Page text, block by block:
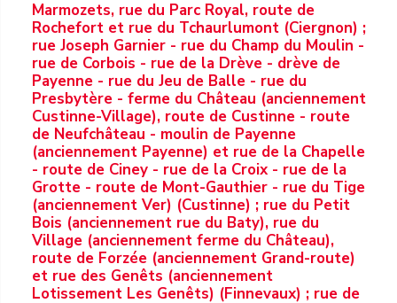
Marmozets, rue du Parc Royal, route de
Rochefort et rue du Tchaurlumont (Ciergnon) ;
rue Joseph Garnier - rue du Champ du Moulin -
rue de Corbois - rue de la Drève - drève de
Payenne - rue du Jeu de Balle - rue du
Presbytère - ferme du Château (anciennement
Custinne-Village), route de Custinne - route
de Neufchâteau - moulin de Payenne
(anciennement Payenne) et rue de la Chapelle
- route de Ciney - rue de la Croix - rue de la
Grotte - route de Mont-Gauthier - rue du Tige
(anciennement Ver) (Custinne) ; rue du Petit
Bois (anciennement rue du Baty), rue du
Village (anciennement ferme du Château),
route de Forzée (anciennement Grand-route)
et rue des Genêts (anciennement
Lotissement Les Genêts) (Finnevaux) ; rue de